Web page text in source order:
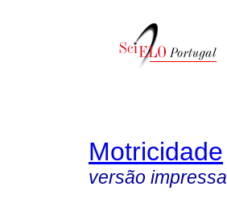
Motricidade
versão impressa